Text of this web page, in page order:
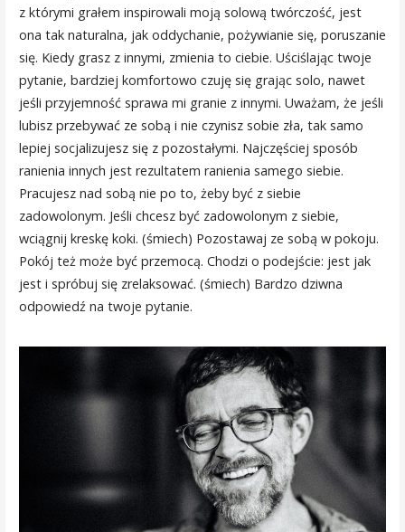
z którymi grałem inspirowali moją solową twórczość, jest
ona tak naturalna, jak oddychanie, pożywianie się, poruszanie
się. Kiedy grasz z innymi, zmienia to ciebie. Uściślając twoje
pytanie, bardziej komfortowo czuję się grając solo, nawet
jeśli przyjemność sprawa mi granie z innymi. Uważam, że jeśli
lubisz przebywać ze sobą i nie czynisz sobie zła, tak samo
lepiej socjalizujesz się z pozostałymi. Najczęściej sposób
ranienia innych jest rezultatem ranienia samego siebie.
Pracujesz nad sobą nie po to, żeby być z siebie
zadowolonym. Jeśli chcesz być zadowolonym z siebie,
wciągnij kreskę koki. (śmiech) Pozostawaj ze sobą w pokoju.
Pokój też może być przemocą. Chodzi o podejście: jest jak
jest i spróbuj się zrelaksować. (śmiech) Bardzo dziwna
odpowiedź na twoje pytanie.